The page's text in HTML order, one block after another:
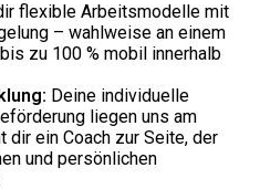
flexible Arbeitsmodelle mit
– wahlweise an einem
zu 100 % mobil innerhalb
Deine individuelle
liegen uns am
dir ein Coach zur Seite, der
und persönlichen